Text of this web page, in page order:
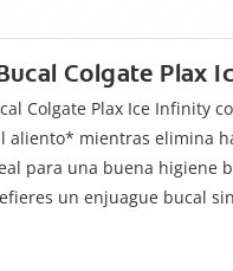
Colgate Plax
Colgate Plax Ice Infinity
aliento* mientras elimina
para una buena higiene
un enjuague bucal